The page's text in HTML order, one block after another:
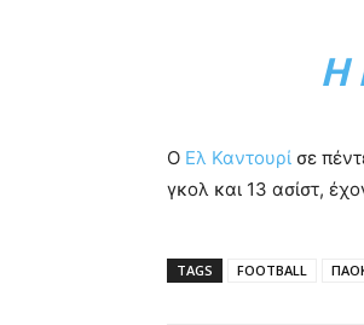
Η
O Ελ Καντουρί σε
γκολ και 13 ασίστ,
TAGS FOOTBALL